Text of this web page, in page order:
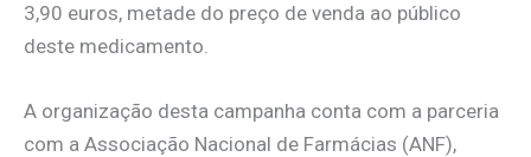
3,90 euros, metade do preço de venda ao público
deste medicamento.
A organização desta campanha conta com a parceria
com a Associação Nacional de Farmácias (ANF),